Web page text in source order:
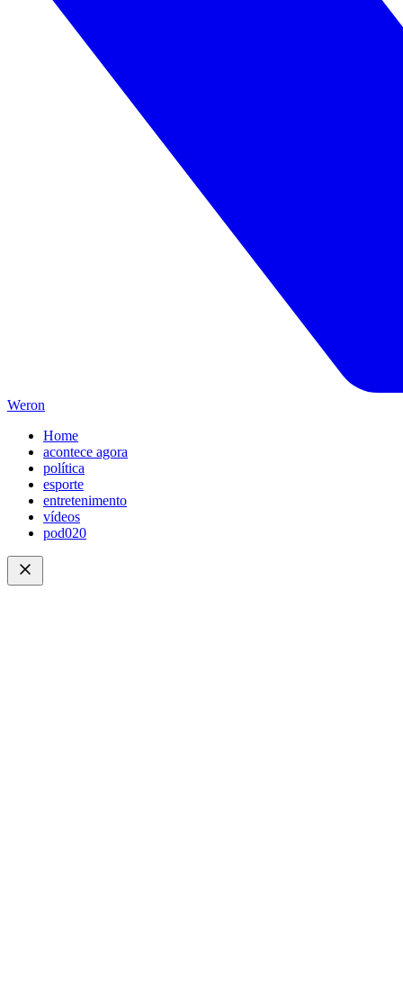
Weron
Home
acontece agora
política
esporte
entretenimento
vídeos
pod020